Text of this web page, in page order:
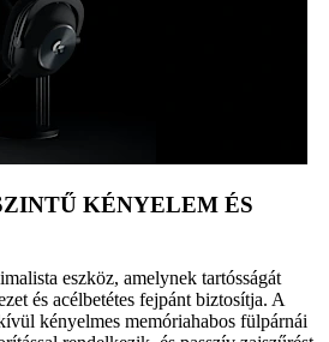
KÉNYELEM ÉS
eszköz, amelynek tartósságát
és acélbetétes fejpánt biztosítja. A
kényelmes memóriahabos fülpárnái